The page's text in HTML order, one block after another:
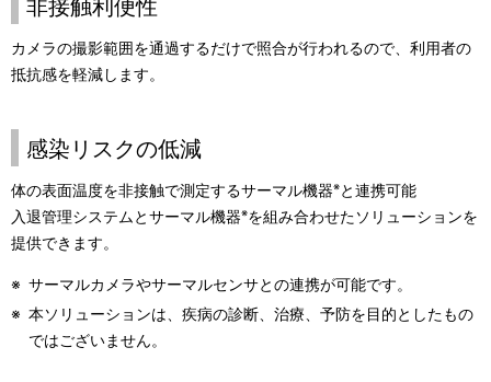
非接触利便性
カメラの撮影範囲を通過するだけで照合が行われるので、利用者の
抵抗感を軽減します。
感染リスクの低減
体の表面温度を非接触で測定するサーマル機器※と連携可能
入退管理システムとサーマル機器※を組み合わせたソリューションを
提供できます。
※ サーマルカメラやサーマルセンサとの連携が可能です。
※ 本ソリューションは、疾病の診断、治療、予防を目的としたもの
ではございません。